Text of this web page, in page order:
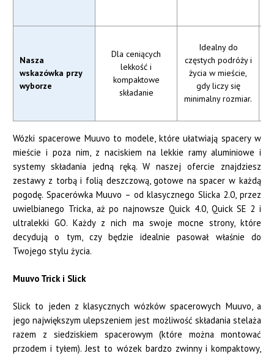
Nasza
wskazówka przy
wyborze
Dla ceniących
lekkość i
kompaktowe
składanie
Idealny do
częstych podróży i
życia w mieście,
gdy liczy się
minimalny rozmiar.
Wózki spacerowe Muuvo to modele, które ułatwiają spacery w
mieście i poza nim, z naciskiem na lekkie ramy aluminiowe i
systemy składania jedną ręką. W naszej ofercie znajdziesz
zestawy z torbą i folią deszczową, gotowe na spacer w każdą
pogodę. Spacerówka Muuvo – od klasycznego Slicka 2.0, przez
uwielbianego Tricka, aż po najnowsze Quick 4.0, Quick SE 2 i
ultralekki GO. Każdy z nich ma swoje mocne strony, które
decydują o tym, czy będzie idealnie pasował właśnie do
Twojego stylu życia.
Muuvo Trick i Slick
Slick to jeden z klasycznych wózków spacerowych Muuvo, a
jego największym ulepszeniem jest możliwość składania stelaża
razem z siedziskiem spacerowym (które można montować
przodem i tyłem). Jest to wózek bardzo zwinny i kompaktowy,